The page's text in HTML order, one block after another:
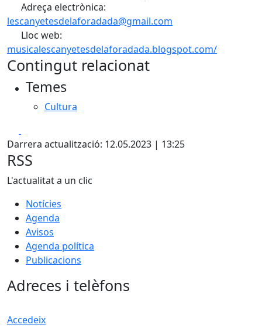
Adreça electrònica:
lescanyetesdelaforadada@gmail.com
Lloc web:
musicalescanyetesdelaforadada.blogspot.com/
Contingut relacionat
Temes
Cultura
Darrera actualització: 12.05.2023 | 13:25
RSS
L'actualitat a un clic
Notícies
Agenda
Avisos
Agenda política
Publicacions
Adreces i telèfons
Accedeix